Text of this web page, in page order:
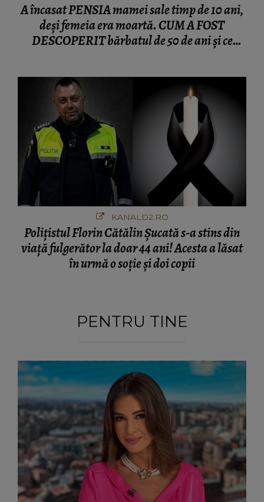
A încasat PENSIA mamei sale timp de 10 ani,
deși femeia era moartă. CUM A FOST
DESCOPERIT bărbatul de 50 de ani și ce
KANALD2.RO
Polițistul Florin Cătălin Șucată s-a stins din
viață fulgerător la doar 44 ani! Acesta a lăsat
în urmă o soție și doi copii
PENTRU TINE